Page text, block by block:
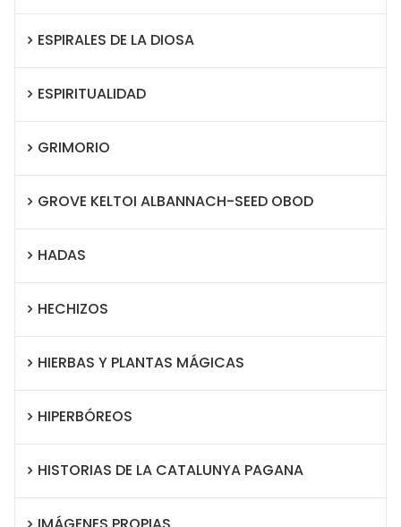
ESPIRALES DE LA DIOSA
ESPIRITUALIDAD
GRIMORIO
GROVE KELTOI ALBANNACH-SEED OBOD
HADAS
HECHIZOS
HIERBAS Y PLANTAS MÁGICAS
HIPERBÓREOS
HISTORIAS DE LA CATALUNYA PAGANA